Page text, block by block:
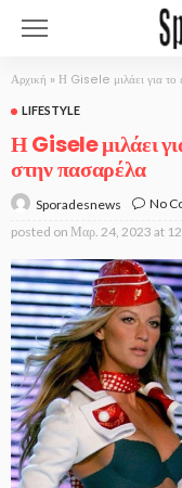
Αρχική » Η Gisele μιλάει για το
LIFESTYLE
Η Gisele μιλάει
στην πασαρέλα
Sporadesnews
No
posted on Μαρ. 24, 2023 at